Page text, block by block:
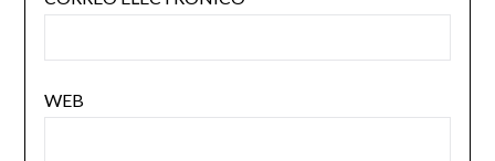
WEB